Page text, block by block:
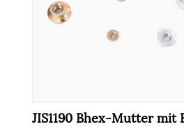
JIS1190 Bhex-Mutter mit